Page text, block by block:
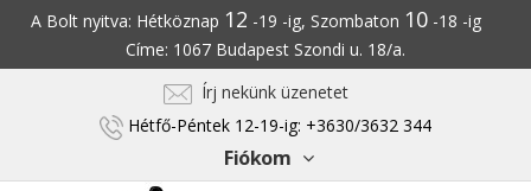
A Bolt nyitva: Hétköznap 12 -19 -ig, Szombaton 10-18 -ig
Címe: 1067 Budapest Szondi u. 18/a.
Írj nekünk üzenetet
Hétfő-Péntek 12-19-ig: +3630/3632 344
Fiókom